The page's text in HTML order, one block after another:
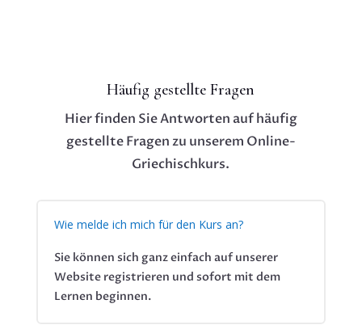
Häufig gestellte Fragen
Hier finden Sie Antworten auf häufig
gestellte Fragen zu unserem Online-
Griechischkurs.
Wie melde ich mich für den Kurs an?
Sie können sich ganz einfach auf unserer
Website registrieren und sofort mit dem
Lernen beginnen.